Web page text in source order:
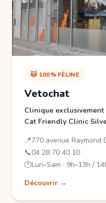
🐱 100% FÉLINE
Vetochat
Clinique
Cat Friendly Clinic
📍770 avenue Raymond
📞04 28 70 40 10
🕐Lun–Sam · 9h–13h /
Découvrir →